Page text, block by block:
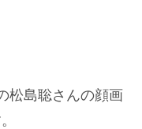
松島聡さんの顔画